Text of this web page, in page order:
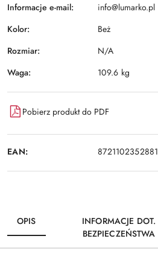
Informacje e-mail:
info@lumarko.pl
Kolor:
Beż
Rozmiar:
N/A
Waga:
109.6 kg
Pobierz produkt do PDF
EAN: 8721102352881
OPIS
INFORMACJE DOT.
BEZPIECZEŃSTWA